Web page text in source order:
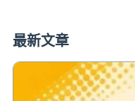
最新文章